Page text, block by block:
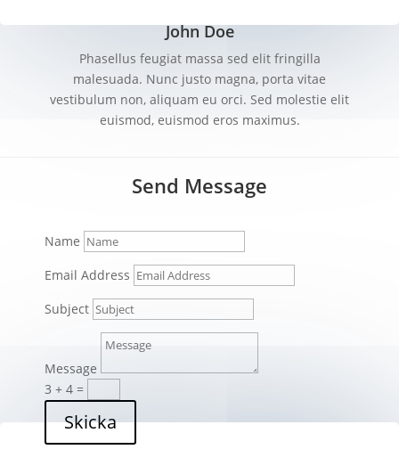
John Doe
Phasellus feugiat massa sed elit fringilla
malesuada. Nunc justo magna, porta vitae
vestibulum non, aliquam eu orci. Sed molestie elit
euismod, euismod eros maximus.
Send Message
Name
Email Address
Subject
Message
3 + 4 =
Skicka